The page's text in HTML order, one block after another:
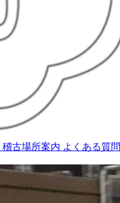
稽古場所案内 よくある質問